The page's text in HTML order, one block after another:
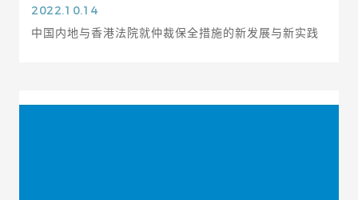
2022.10.14
中国内地与香港法院就仲裁保全措施的新发展与新实践